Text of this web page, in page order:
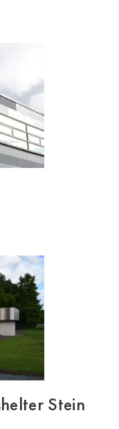
Stein